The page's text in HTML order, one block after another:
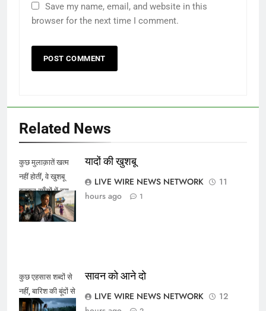
Save my name, email, and website in this
browser for the next time I comment.
Related News
कुछ मुलाक़ातें खत्म
नहीं होतीं, वे खुशबू
बनकर साँसों में बस
जाती हैं।
यादों की खुशबू
LIVE WIRE NEWS NETWORK
11
hours ago
1
कुछ एहसास शब्दों से
नहीं, बारिश की बूंदों से
कहे जाते हैं।
सावन को आने दो
LIVE WIRE NEWS NETWORK
12